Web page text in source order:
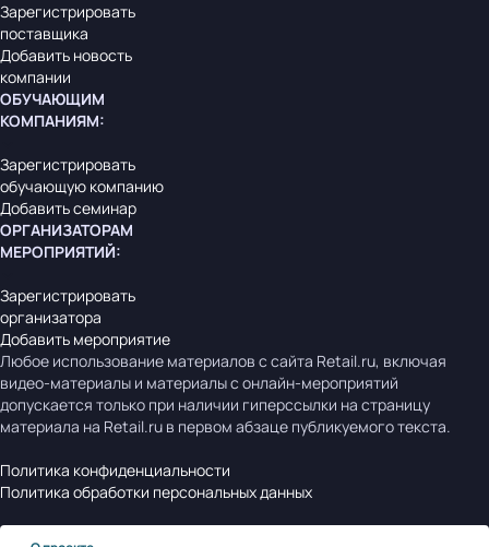
Зарегистрировать
поставщика
Добавить новость
компании
ОБУЧАЮЩИМ
КОМПАНИЯМ:
Зарегистрировать
обучающую компанию
Добавить семинар
ОРГАНИЗАТОРАМ
МЕРОПРИЯТИЙ:
Зарегистрировать
организатора
Добавить мероприятие
Любое использование материалов с сайта Retail.ru, включая
видео-материалы и материалы с онлайн-мероприятий
допускается только при наличии гиперссылки на страницу
материала на Retail.ru в первом абзаце публикуемого текста.
Политика конфиденциальности
Политика обработки персональных данных